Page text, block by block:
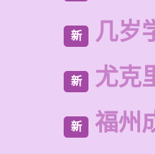
新 几岁
新 尤克
新 福州